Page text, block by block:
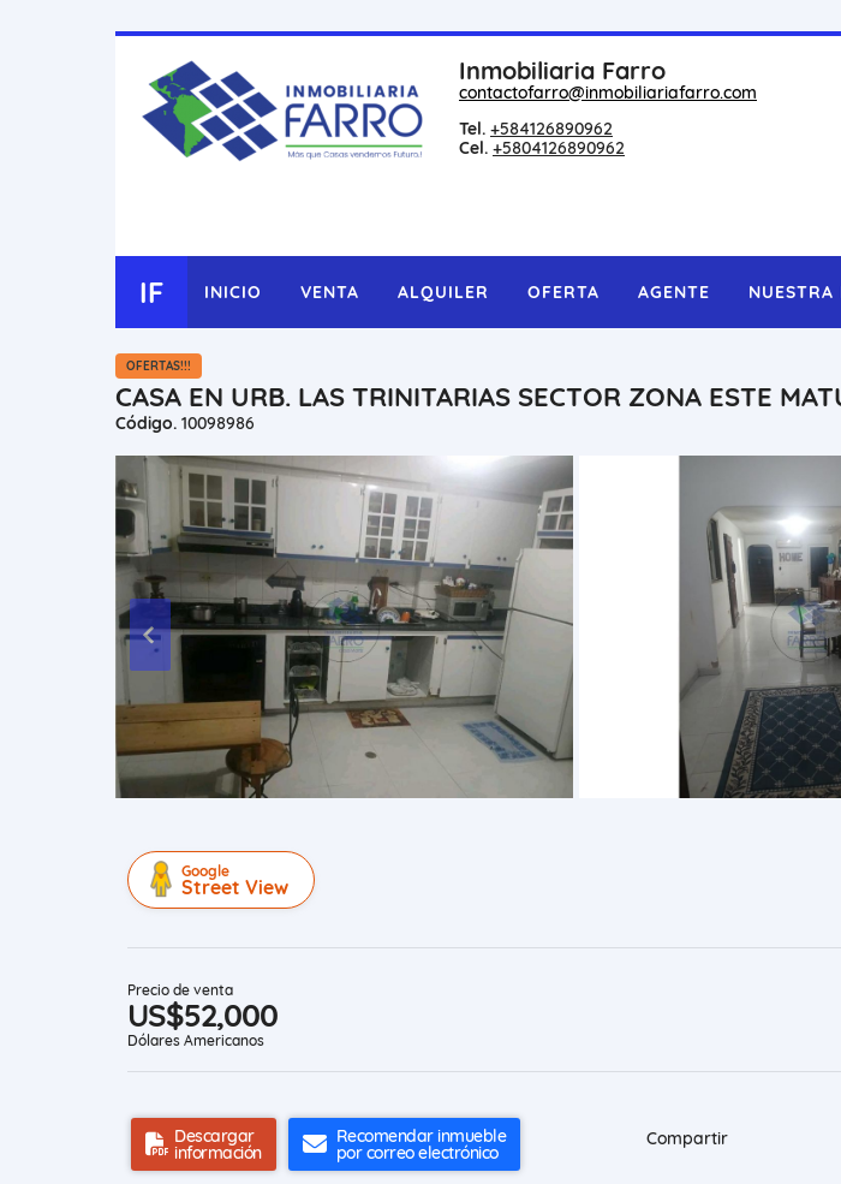
Inmobiliaria Farro
contactofarro@inmobiliariafarro.com
Tel. +584126890962
Cel. +5804126890962
IF INICIO VENTA ALQUILER OFERTA AGENTE NUESTRA
OFERTAS!!!
CASA EN URB. LAS TRINITARIAS SECTOR ZONA ESTE
Código. 10098986
Google
Street View
Precio de venta
US$52,000
Dólares Americanos
Descargar
información
Recomendar inmueble
por correo electrónico
Compartir